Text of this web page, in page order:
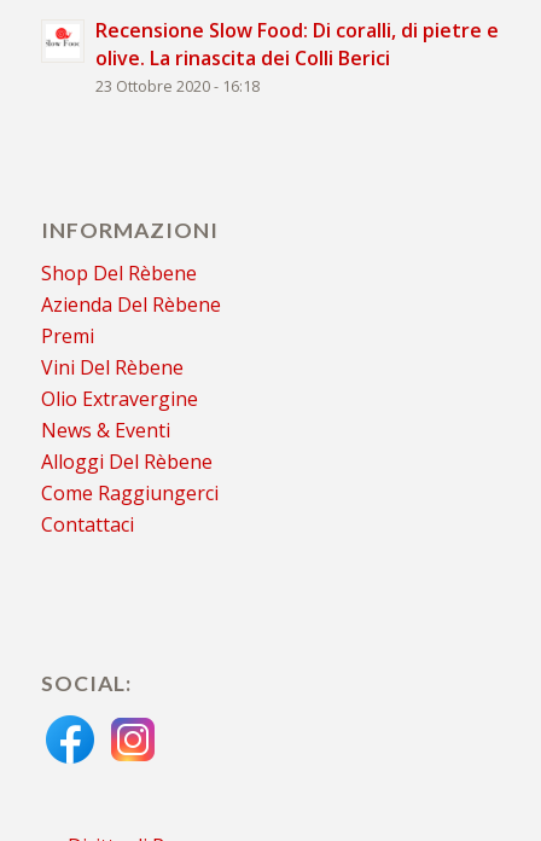
Recensione Slow Food: Di coralli, di pietre e
olive. La rinascita dei Colli Berici
23 Ottobre 2020 - 16:18
INFORMAZIONI
Shop Del Rèbene
Azienda Del Rèbene
Premi
Vini Del Rèbene
Olio Extravergine
News & Eventi
Alloggi Del Rèbene
Come Raggiungerci
Contattaci
SOCIAL: